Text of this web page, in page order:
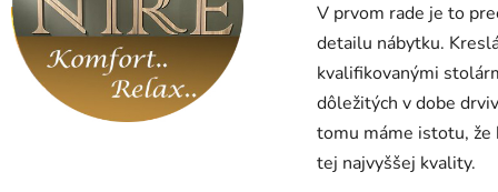
V prvom rade je to
detailu nábytku.
kvalifikovanými
dôležitých v dobe
tomu máme istotu, že
tej najvyššej kvality.